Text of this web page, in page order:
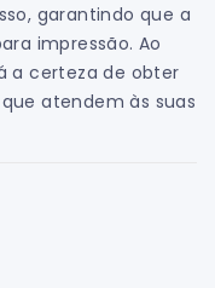
garantindo que a
impressão. Ao
a certeza de obter
atendem às suas